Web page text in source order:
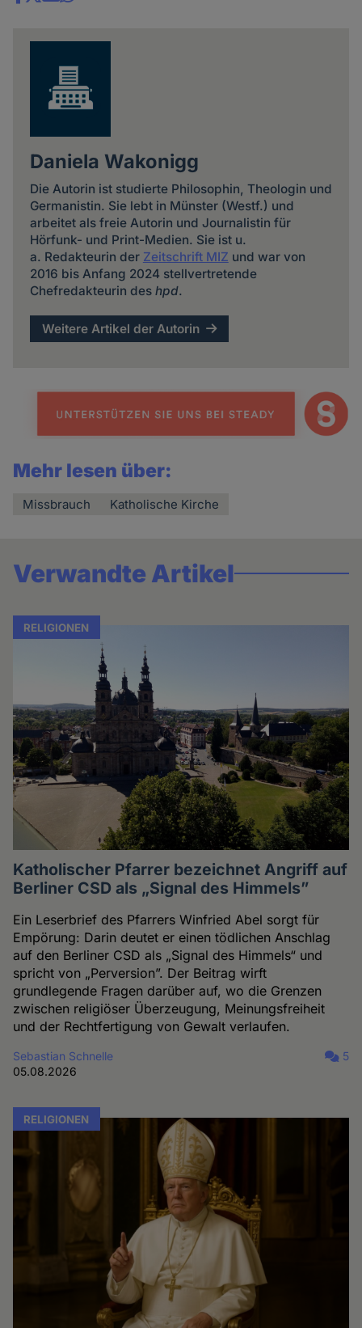
Share
Daniela Wakonigg
Die Autorin ist studierte Philosophin, Theologin und
Germanistin. Sie lebt in Münster (Westf.) und
arbeitet als freie Autorin und Journalistin für
Hörfunk- und Print-Medien. Sie ist u.
a. Redakteurin der Zeitschrift MIZ und war von
2016 bis Anfang 2024 stellvertretende
Chefredakteurin des hpd.
Weitere Artikel der Autorin
Mehr lesen über:
Missbrauch Katholische Kirche
Verwandte Artikel
RELIGIONEN
Katholischer Pfarrer bezeichnet Angriff auf
Berliner CSD als „Signal des Himmels”
Ein Leserbrief des Pfarrers Winfried Abel sorgt für
Empörung: Darin deutet er einen tödlichen Anschlag
auf den Berliner CSD als „Signal des Himmels“ und
spricht von „Perversion”. Der Beitrag wirft
grundlegende Fragen darüber auf, wo die Grenzen
zwischen religiöser Überzeugung, Meinungsfreiheit
und der Rechtfertigung von Gewalt verlaufen.
Sebastian Schnelle
05.08.2026
5
RELIGIONEN